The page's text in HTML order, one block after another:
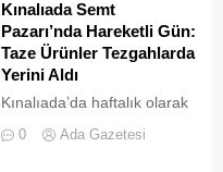
Kınalıada Semt
Pazarı’nda Hareketli Gün:
Taze Ürünler Tezgahlarda
Yerini Aldı
Kınalıada’da haftalık olarak
sakinleri ve ziyaretçilerin
0 Ada Gazetesi